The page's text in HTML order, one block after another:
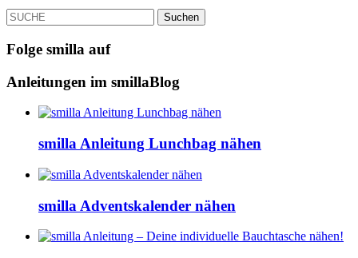
SUCHE
Folge smilla auf
Anleitungen im smillaBlog
smilla Anleitung Lunchbag nähen
smilla Adventskalender nähen